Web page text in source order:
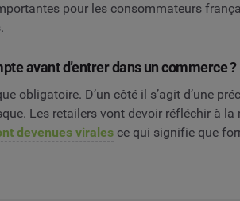
pour les consommateurs
avant d’entrer dans un commerce ?
D’un côté il s’agit d’une
Les retailers vont devoir réfléchir à
devenues virales ce qui signifie que